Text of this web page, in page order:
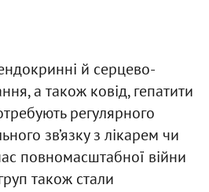
й серцево-
а також ковід, гепатити
регулярного
зв’язку з лікарем чи
повномасштабної війни
також стали